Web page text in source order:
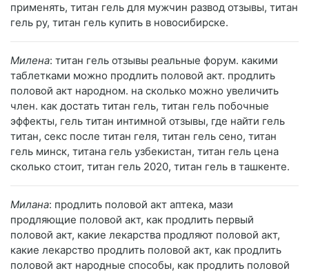
применять, титан гель для мужчин развод отзывы, титан
гель ру, титан гель купить в новосибирске.
Милена: титан гель отзывы реальные форум. какими
таблетками можно продлить половой акт. продлить
половой акт народном. на сколько можно увеличить
член. как достать титан гель, титан гель побочные
эффекты, гель титан интимной отзывы, где найти гель
титан, секс после титан геля, титан гель сено, титан
гель минск, титана гель узбекистан, титан гель цена
сколько стоит, титан гель 2020, титан гель в ташкенте.
Милана: продлить половой акт аптека, мази
продляющие половой акт, как продлить первый
половой акт, какие лекарства продляют половой акт,
какие лекарство продлить половой акт, как продлить
половой акт народные способы, как продлить половой